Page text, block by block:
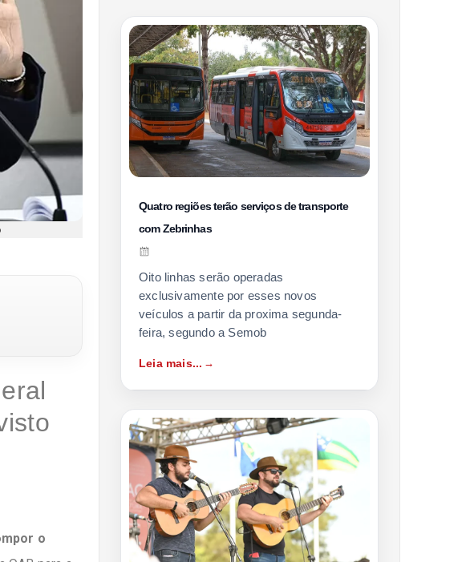
o
Quatro regiões terão serviços de transporte
com Zebrinhas
Oito linhas serão operadas
exclusivamente por esses novos
veículos a partir da proxima segunda-
feira, segundo a Semob
Leia mais...